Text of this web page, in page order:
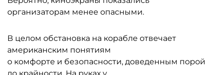
организаторам менее опасными.
В целом обстановка на корабле отвечает
американским понятиям
о комфорте и безопасности, доведенным порой